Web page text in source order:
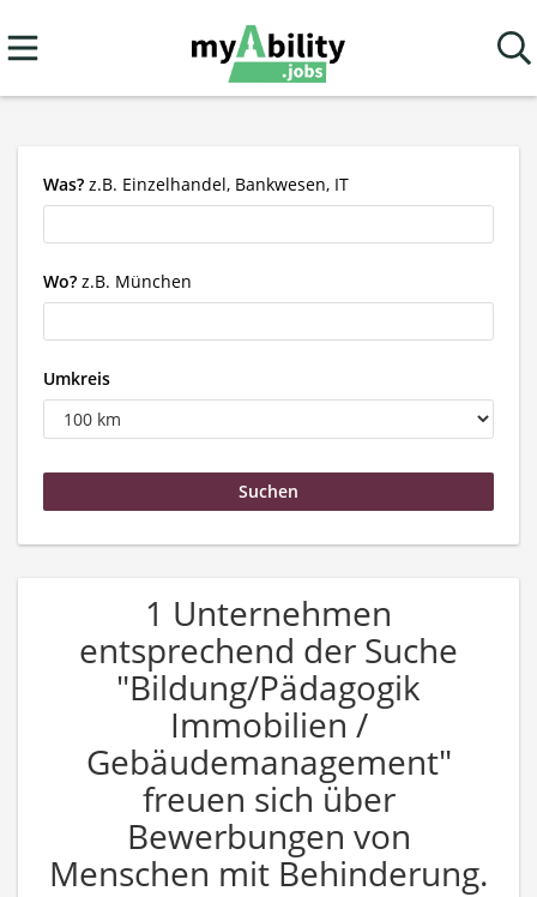
Was? z.B. Einzelhandel, Bankwesen, IT
Wo? z.B. München
Umkreis
1 Unternehmen
entsprechend der Suche
"Bildung/Pädagogik
Immobilien /
Gebäudemanagement"
freuen sich über
Bewerbungen von
Menschen mit Behinderung.